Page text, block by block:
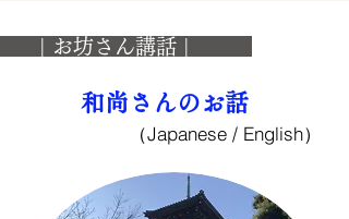
お坊さん講話 |
和尚さんのお話
（Japanese / English）